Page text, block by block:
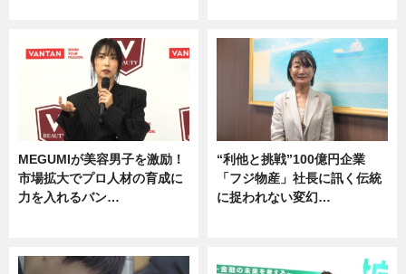
MEGUMIが美容男子を激励！
市場拡大でプロ人材の育成に
力を入れるバン…
“利他と挑戦”100億円企業
「フジ物産」社長に訊く伝統
に捉われない変幻…